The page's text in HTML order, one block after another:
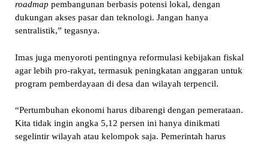
roadmap pembangunan berbasis potensi lokal, dengan
dukungan akses pasar dan teknologi. Jangan hanya
sentralistik,” tegasnya.
Imas juga menyoroti pentingnya reformulasi kebijakan fiskal
agar lebih pro-rakyat, termasuk peningkatan anggaran untuk
program pemberdayaan di desa dan wilayah terpencil.
“Pertumbuhan ekonomi harus dibarengi dengan pemerataan.
Kita tidak ingin angka 5,12 persen ini hanya dinikmati
segelintir wilayah atau kelompok saja. Pemerintah harus